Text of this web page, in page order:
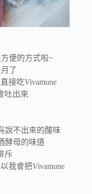
便的方式啦~
了
接吃Vivamune
吐出來
說不出來的酸味
酵母的味道
斥
我會把Vivamune